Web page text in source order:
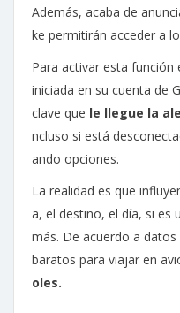
Además, acaba de
ke permitirán acceder a
Para activar esta
iniciada en su cuenta de
clave que le llegue la
ncluso si está
ando opciones.
La realidad es que
a, el destino, el día, si es
más. De acuerdo a
baratos para viajar en
oles.